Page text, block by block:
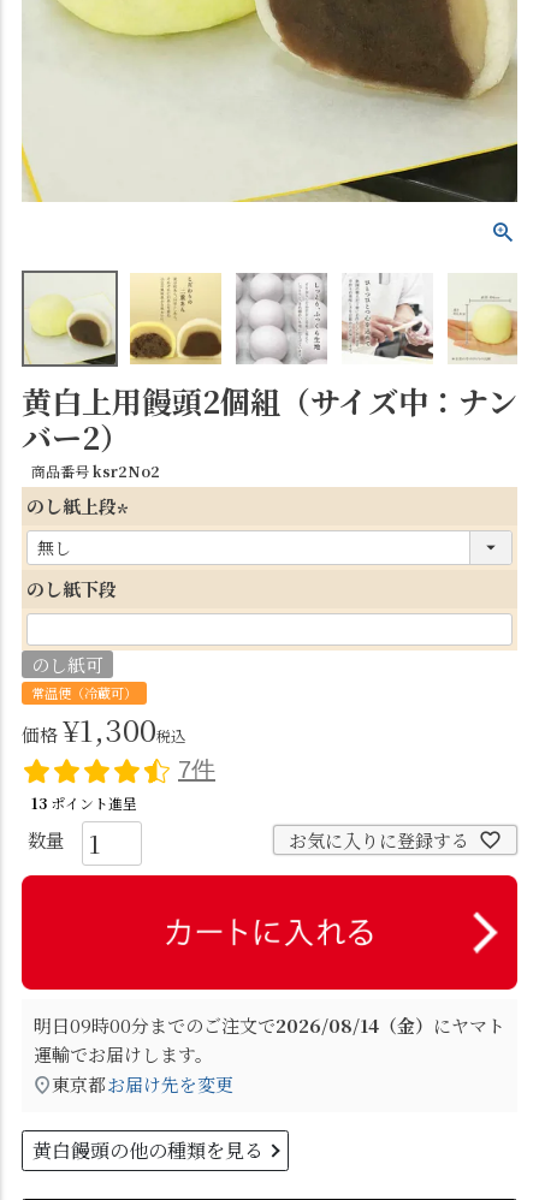
黄白上用饅頭2個組（サイズ中：ナン
バー2）
商品番号ksr2No2
のし紙上段
必
のし紙下段
のし紙可
常温便（冷蔵可）
価格¥1,300税込
7件
13 ポイント進呈
お気に入りに登録する
明日09時00分までのご注文で2026/08/14（金） にヤマト
運輸でお届けします。
東京都お届け先を変更
黄白饅頭の他の種類を見る